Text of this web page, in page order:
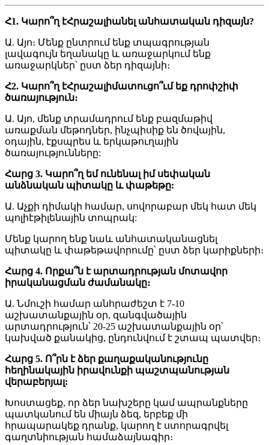
Հ1. Կարո՞ղ էՀրաշալիանել անհատական ​​դիզայն?
Ա. Այո։ Մենք ընտրում ենք տպագրության
լավագույն եղանակը և առաջարկում ենք
առաջարկներ՝ ըստ ձեր դիզայնի։
Հ2. Կարո՞ղ էՀրաշալիմատուցո՞ւմ եք դրոփշիփ
ծառայություն։
Ա. Այո, մենք տրամադրում ենք բազմաթիվ
առաքման մեթոդներ, ինչպիսիք են ծովային,
օդային, էքսպրես և երկաթուղային
ծառայությունները:
Հարց 3. Կարո՞ղ եմ ունենալ իմ սեփական
անձնական պիտակը և փաթեթը:
Ա. Աչքի դիմակի համար, սովորաբար մեկ հատ մեկ
պոլիէթիլենային տոպրակ:
Մենք կարող ենք նաև անհատականացնել
պիտակը և փաթեթավորումը՝ ըստ ձեր կարիքների։
Հարց 4. Որքա՞ն է արտադրության մոտավոր
իրականացման ժամանակը։
Ա. Նմուշի համար անհրաժեշտ է 7-10
աշխատանքային օր, զանգվածային
արտադրություն՝ 20-25 աշխատանքային օր՝
կախված քանակից, ընդունվում է շտապ պատվեր։
Հարց 5. Ո՞րն է ձեր քաղաքականությունը
հեղինակային իրավունքի պաշտպանության
վերաբերյալ:
Խոստացեք, որ ձեր նախշերը կամ ապրանքները
պատկանում են միայն ձեզ, երբեք մի
հրապարակեք դրանք, կարող է ստորագրվել
գաղտնիության համաձայնագիր։